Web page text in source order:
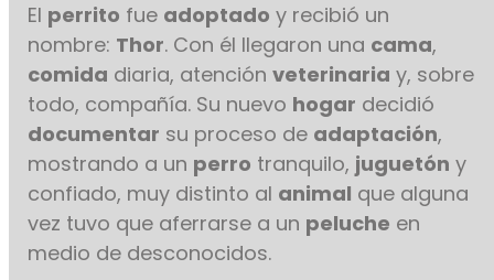
El perrito fue adoptado y recibió un
nombre: Thor. Con él llegaron una cama,
comida diaria, atenciónveterinaria y, sobre
todo, compañía. Su nuevo hogar decidió
documentar su proceso de adaptación,
mostrando a un perro tranquilo, juguetón y
confiado, muy distinto al animal que alguna
vez tuvo que aferrarse a un peluche en
medio de desconocidos.